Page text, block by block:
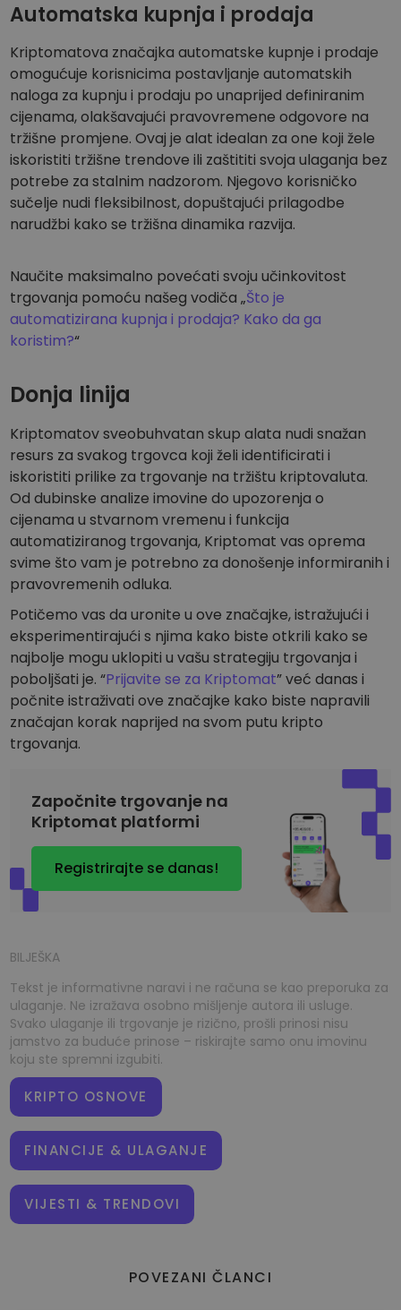
Automatska kupnja i prodaja
Kriptomatova značajka automatske kupnje i prodaje
omogućuje korisnicima postavljanje automatskih
naloga za kupnju i prodaju po unaprijed definiranim
cijenama, olakšavajući pravovremene odgovore na
tržišne promjene. Ovaj je alat idealan za one koji žele
iskoristiti tržišne trendove ili zaštititi svoja ulaganja bez
potrebe za stalnim nadzorom. Njegovo korisničko
sučelje nudi fleksibilnost, dopuštajući prilagodbe
narudžbi kako se tržišna dinamika razvija.
Naučite maksimalno povećati svoju učinkovitost
trgovanja pomoću našeg vodiča „Što je
automatizirana kupnja i prodaja? Kako da ga
koristim?“
Donja linija
Kriptomatov sveobuhvatan skup alata nudi snažan
resurs za svakog trgovca koji želi identificirati i
iskoristiti prilike za trgovanje na tržištu kriptovaluta.
Od dubinske analize imovine do upozorenja o
cijenama u stvarnom vremenu i funkcija
automatiziranog trgovanja, Kriptomat vas oprema
svime što vam je potrebno za donošenje informiranih i
pravovremenih odluka.
Potičemo vas da uronite u ove značajke, istražujući i
eksperimentirajući s njima kako biste otkrili kako se
najbolje mogu uklopiti u vašu strategiju trgovanja i
poboljšati je. “Prijavite se za Kriptomat” već danas i
počnite istraživati ove značajke kako biste napravili
značajan korak naprijed na svom putu kripto
trgovanja.
Započnite trgovanje na
Kriptomat platformi
Registrirajte se danas!
BILJEŠKA
Tekst je informativne naravi i ne računa se kao preporuka za
ulaganje. Ne izražava osobno mišljenje autora ili usluge.
Svako ulaganje ili trgovanje je rizično, prošli prinosi nisu
jamstvo za buduće prinose – riskirajte samo onu imovinu
koju ste spremni izgubiti.
KRIPTO OSNOVE
FINANCIJE & ULAGANJE
VIJESTI & TRENDOVI
POVEZANI ČLANCI